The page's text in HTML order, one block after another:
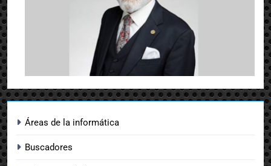
Áreas de la informática
Buscadores